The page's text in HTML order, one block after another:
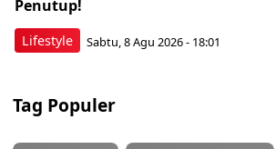
Lifestyle
Penutup!
Sabtu, 8 Agu 2026 - 18:01
Tag Populer